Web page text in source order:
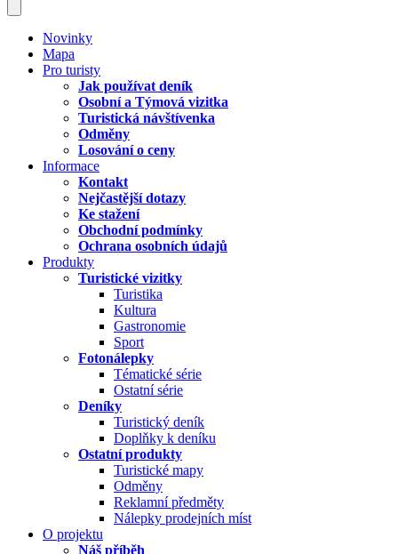
Novinky
Mapa
Pro turisty
Jak používat deník
Osobní a Týmová vizitka
Turistická návštívenka
Odměny
Losování o ceny
Informace
Kontakt
Nejčastější dotazy
Ke stažení
Obchodní podmínky
Ochrana osobních údajů
Produkty
Turistické vizitky
Turistika
Kultura
Gastronomie
Sport
Fotonálepky
Tématické série
Ostatní série
Deníky
Turistický deník
Doplňky k deníku
Ostatní produkty
Turistické mapy
Odměny
Reklamní předměty
Nálepky prodejních míst
O projektu
Náš příběh